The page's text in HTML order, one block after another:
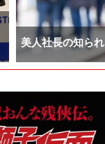
美人社長の知ら